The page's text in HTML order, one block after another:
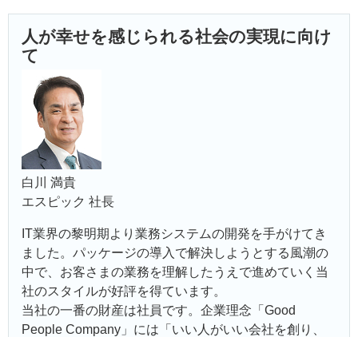
人が幸せを感じられる社会の実現に向け
て
白川 満貴
エスピック 社長
IT業界の黎明期より業務システムの開発を手がけてき
ました。パッケージの導入で解決しようとする風潮の
中で、お客さまの業務を理解したうえで進めていく当
社のスタイルが好評を得ています。
当社の一番の財産は社員です。企業理念「Good
People Company」には「いい人がいい会社を創り、